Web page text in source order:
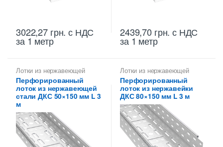
3022,27 грн. с НДС
за 1 метр
2439,70 грн. с НДС
за 1 метр
Лотки из нержавеющей
стали Лотки металлические
высотой 50 мм
Перфорированный
лоток из нержавеющей
стали ДКС 50×150 мм L 3
м
Лотки из нержавеющей
стали
Перфорированный
лоток из нержавейки
ДКС 80×150 мм L 3 м